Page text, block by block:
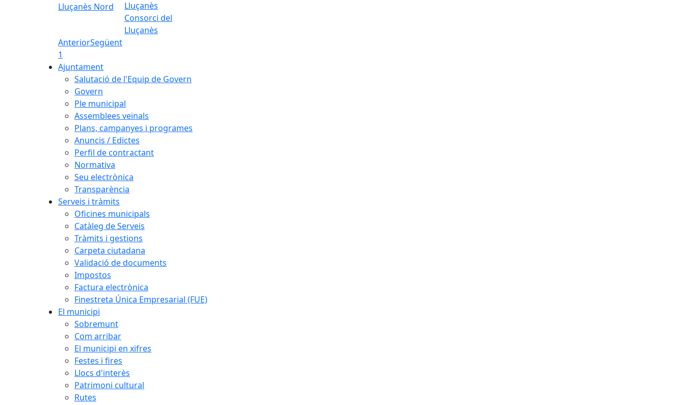
Lluçanès Nord
Consorci del
Lluçanès
AnteriorSegüent
1
Ajuntament
Salutació de l'Equip de Govern
Govern
Ple municipal
Assemblees veïnals
Plans, campanyes i programes
Anuncis / Edictes
Perfil de contractant
Normativa
Seu electrònica
Transparència
Serveis i tràmits
Oficines municipals
Catàleg de Serveis
Tràmits i gestions
Carpeta ciutadana
Validació de documents
Impostos
Factura electrònica
Finestreta Única Empresarial (FUE)
El municipi
Sobremunt
Com arribar
El municipi en xifres
Festes i fires
Llocs d'interès
Patrimoni cultural
Rutes